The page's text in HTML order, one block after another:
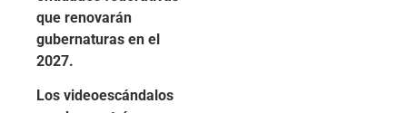
que renovarán
gubernaturas en el
2027.
Los videoescándalos